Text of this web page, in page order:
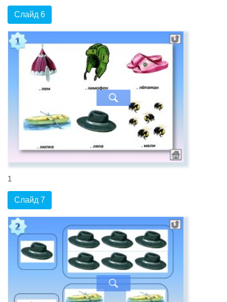
Слайд 6
1
Слайд 7